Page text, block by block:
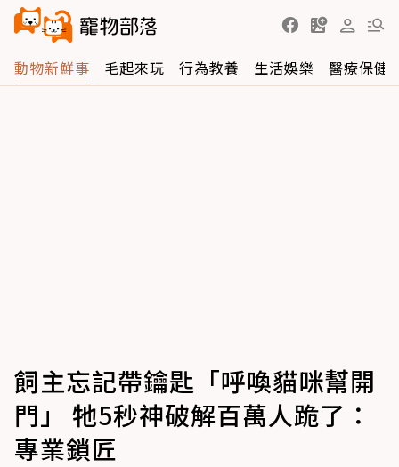
動物新鮮事 毛起來玩 行為教養 生活娛樂 醫療保健
飼主忘記帶鑰匙「呼喚貓咪幫開
門」 牠5秒神破解百萬人跪了：
專業鎖匠